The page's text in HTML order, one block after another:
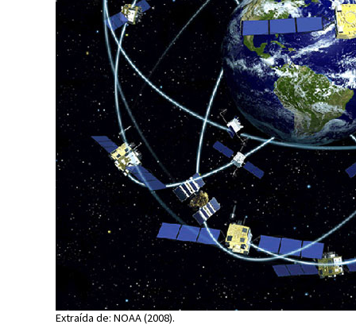
Extraída de: NOAA (2008).